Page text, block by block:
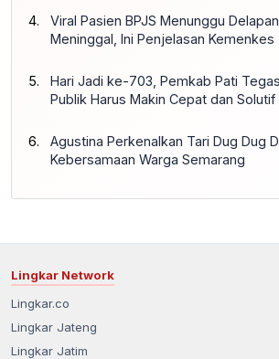
Viral Pasien BPJS Menunggu
Meninggal, Ini Penjelasan Kemenkes
Hari Jadi ke-703, Pemkab Pati
Publik Harus Makin Cepat dan Solutif
Agustina Perkenalkan Tari Dug Dug
Kebersamaan Warga Semarang
Lingkar Network
Lingkar.co
Lingkar Jateng
Lingkar Jatim